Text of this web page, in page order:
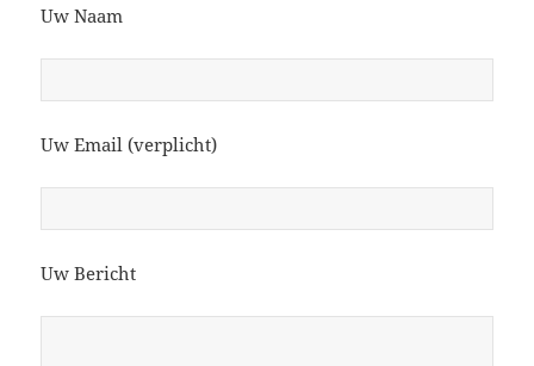
Uw Naam
Uw Email (verplicht)
Uw Bericht